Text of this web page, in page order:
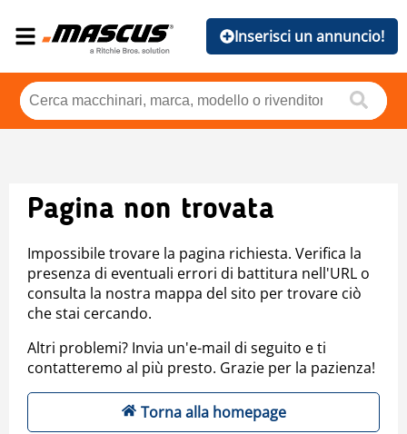
Inserisci un annuncio!
Pagina non trovata
Impossibile trovare la pagina richiesta. Verifica la
presenza di eventuali errori di battitura nell'URL o
consulta la nostra mappa del sito per trovare ciò
che stai cercando.
Altri problemi? Invia un'e-mail di seguito e ti
contatteremo al più presto. Grazie per la pazienza!
Torna alla homepage